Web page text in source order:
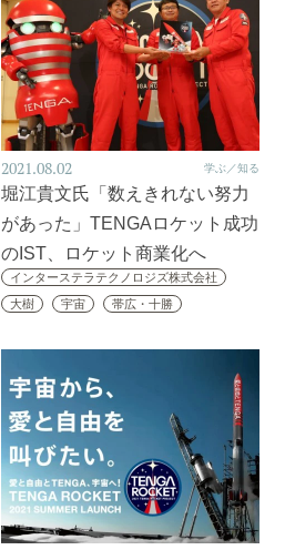
2021.08.02 学ぶ／知る
堀江貴文氏「数えきれない努力
があった」TENGAロケット成功
のIST、ロケット商業化へ
インターステラテクノロジズ株式会社
大樹
宇宙 帯広・十勝